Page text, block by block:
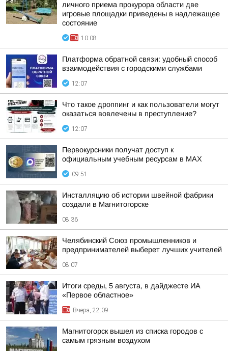
личного приема прокурора области две
игровые площадки приведены в надлежащее
состояние
10:08
Платформа обратной связи: удобный способ
взаимодействия с городскими службами
12:07
Что такое дроппинг и как пользователи могут
оказаться вовлечены в преступление?
12:07
Первокурсники получат доступ к
официальным учебным ресурсам в MAX
09:51
Инсталляцию об истории швейной фабрики
создали в Магнитогорске
08:36
Челябинский Союз промышленников и
предпринимателей выберет лучших учителей
08:07
Итоги среды, 5 августа, в дайджесте ИА
«Первое областное»
Вчера, 22:09
Магнитогорск вышел из списка городов с
самым грязным воздухом